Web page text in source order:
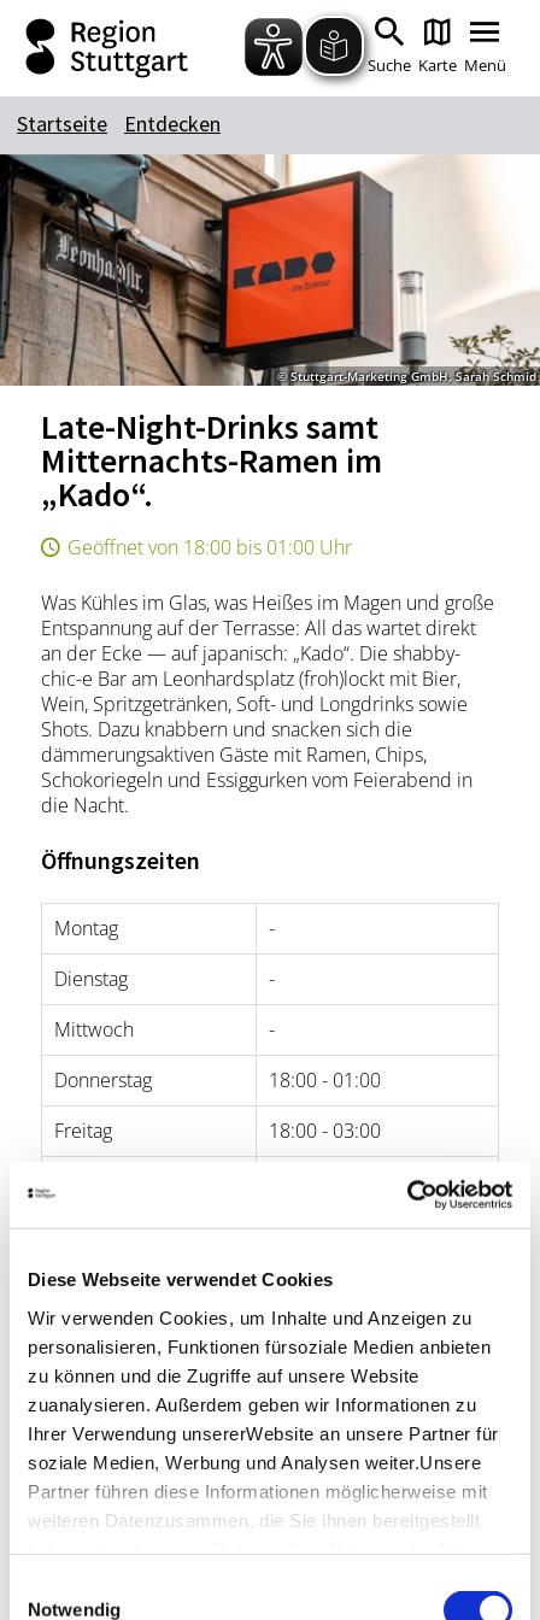
Diese Webseite verwendet Cookies
Wir verwenden Cookies, um Inhalte und Anzeigen zu
personalisieren, Funktionen fürsoziale Medien anbieten
zu können und die Zugriffe auf unsere Website
zuanalysieren. Außerdem geben wir Informationen zu
Ihrer Verwendung unsererWebsite an unsere Partner für
soziale Medien, Werbung und Analysen weiter.Unsere
Partner führen diese Informationen möglicherweise mit
weiteren Datenzusammen, die Sie ihnen bereitgestellt
Impressum
Notwendig
Zum Hauptinhalt springen
Zur Suche springen
Zur Hauptnavigation
Zum Footer springen
Suche Karte Menü
Suchbegriff
Das könnte Sie interessieren
Stadtführungen
Tickets
Citytour
Übernachtung
Erlebnisse
Essen & Trinken
Wein
Automobil
Kultur
Feste & Highlights
Startseite Entdecken
© Stuttgart-Marketing GmbH, Sarah Schmid
Late-Night-Drinks samt
Mitternachts-Ramen im
„Kado“.
Geöffnet von 18:00 bis 01:00 Uhr
Was Kühles im Glas, was Heißes im Magen und große
Entspannung auf der Terrasse: All das wartet direkt
an der Ecke — auf japanisch: „Kado“. Die shabby-
chic-e Bar am Leonhardsplatz (froh)lockt mit Bier,
Wein, Spritzgetränken, Soft- und Longdrinks sowie
Shots. Dazu knabbern und snacken sich die
dämmerungsaktiven Gäste mit Ramen, Chips,
Schokoriegeln und Essiggurken vom Feierabend in
die Nacht.
Öffnungszeiten
Montag
-
Dienstag
-
Mittwoch
-
Donnerstag
18:00 - 01:00
Freitag
18:00 - 03:00
Sonntag
-
Lage & Kontakt
Kado
Leonhardsplatz 22
70182 Stuttgart
Verkehrs- und Tarifverbund Stuttgart GmbH